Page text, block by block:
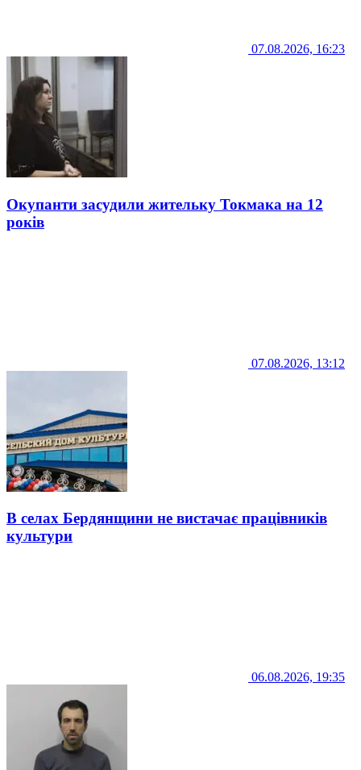
07.08.2026, 16:23
Окупанти засудили жительку Токмака на 12
років
07.08.2026, 13:12
В селах Бердянщини не вистачає працівників
культури
06.08.2026, 19:35